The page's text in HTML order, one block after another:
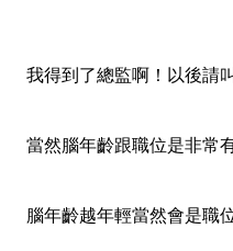
我得到了總監啊！以後請
當然腦年齡跟職位是非常
腦年齡越年輕當然會是職